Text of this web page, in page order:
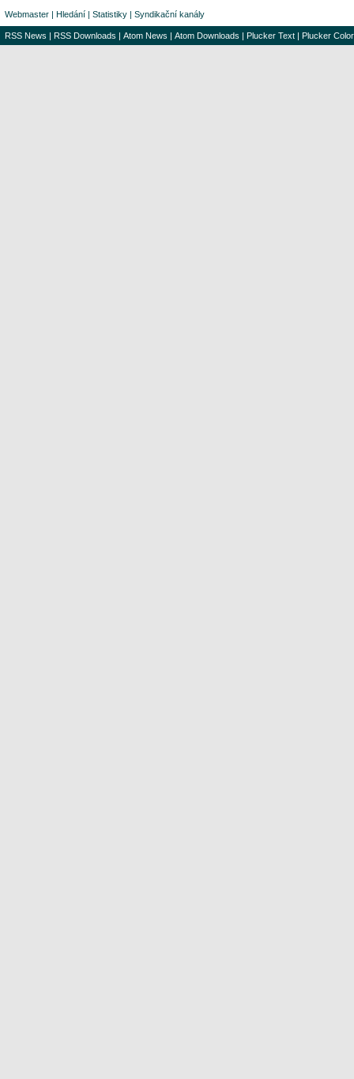
Webmaster | Hledání | Statistiky | Syndikační kanály
RSS News | RSS Downloads | Atom News | Atom Downloads | Plucker Text | Plucker Color